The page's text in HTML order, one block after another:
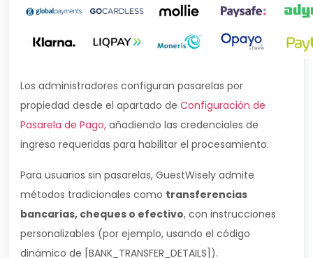
Los administradores configuran pasarelas por
propiedad desde el apartado de Configuración de
Pasarela de Pago, añadiendo las credenciales de
ingreso requeridas para habilitar el procesamiento.
Para usuarios sin pasarelas, GuestWisely admite
métodos tradicionales como transferencias
bancarias, cheques o efectivo, con instrucciones
personalizables (por ejemplo, usando el código
dinámico de [BANK_TRANSFER_DETAILS]).